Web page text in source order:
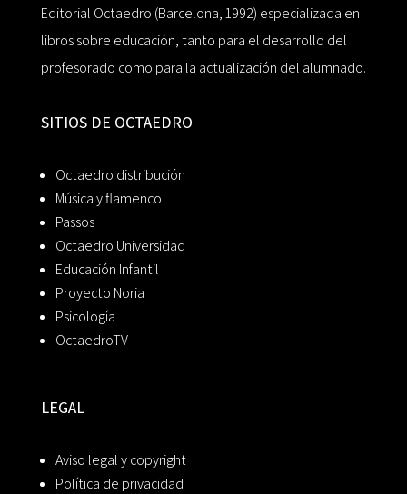
Editorial Octaedro (Barcelona, 1992) especializada en
libros sobre educación, tanto para el desarrollo del
profesorado como para la actualización del alumnado.
SITIOS DE OCTAEDRO
Octaedro distribución
Música y flamenco
Passos
Octaedro Universidad
Educación Infantil
Proyecto Noria
Psicología
OctaedroTV
LEGAL
Aviso legal y copyright
Política de privacidad